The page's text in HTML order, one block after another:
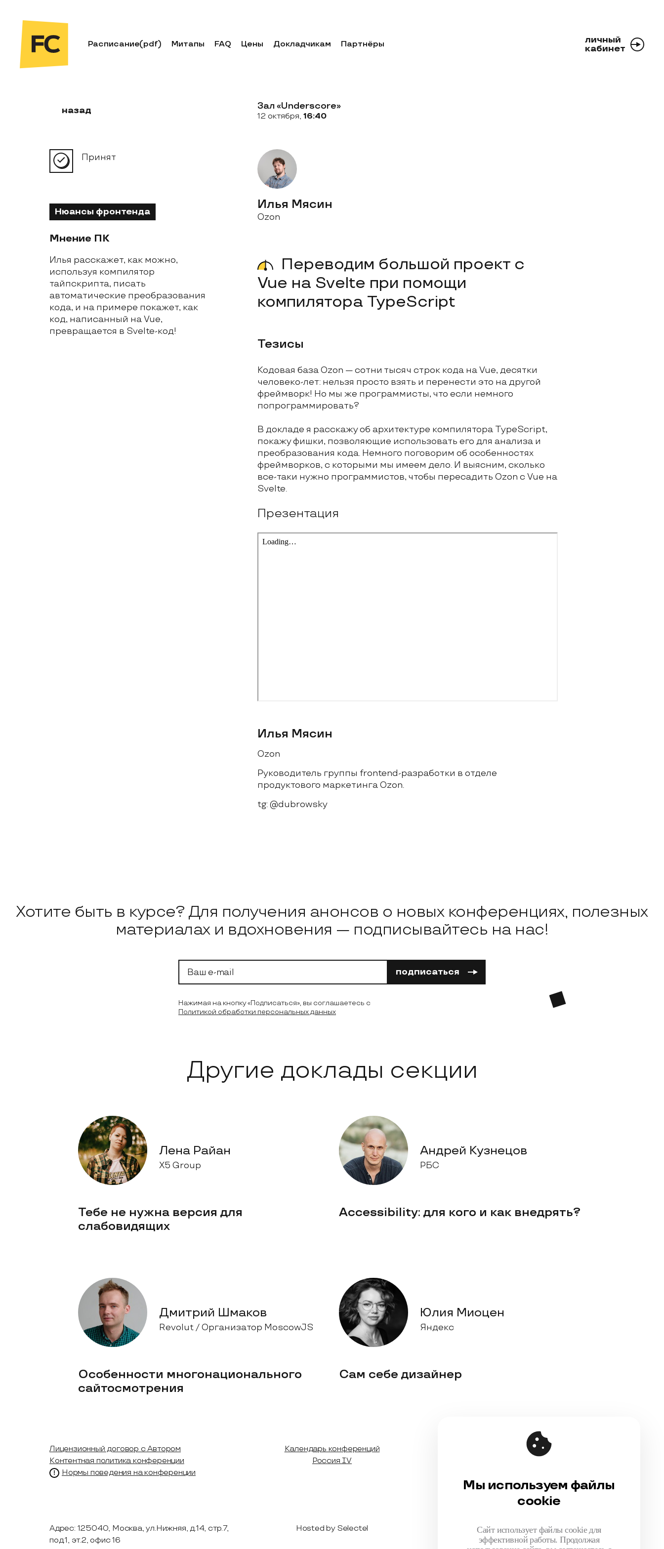
Расписание(pdf) Митапы FAQ Цены Докладчикам Партнёры
личный
кабинет
назад Зал «Underscore»
12 октября, 16:40
Принят
Нюансы фронтенда
Мнение ПК
Илья расскажет, как можно,
используя компилятор
тайпскрипта, писать
автоматические преобразования
кода, и на примере покажет, как
код, написанный на Vue,
превращается в Svelte-код!
Илья Мясин
Ozon
Переводим большой проект с
Vue на Svelte при помощи
компилятора TypeScript
Тезисы
Кодовая база Ozon — сотни тысяч строк кода на Vue, десятки
человеко-лет: нельзя просто взять и перенести это на другой
фреймворк! Но мы же программисты, что если немного
попрограммировать?
В докладе я расскажу об архитектуре компилятора TypeScript,
покажу фишки, позволяющие использовать его для анализа и
преобразования кода. Немного поговорим об особенностях
фреймворков, с которыми мы имеем дело. И выясним, сколько
все-таки нужно программистов, чтобы пересадить Ozon с Vue на
Svelte.
Презентация
Илья Мясин
Ozon
Руководитель группы frontend-разработки в отделе
продуктового маркетинга Ozon.
tg: @dubrowsky
Подписка на новости
Хотите быть в курсе? Для получения анонсов о новых конференциях, полезных
материалах и вдохновения — подписывайтесь на нас!
Ваш e-mail подписаться
Нажимая на кнопку «Подписаться», вы соглашаетесь с
Политикой обработки персональных данных
Другие доклады секции
Лена Райан
X5 Group
Тебе не нужна версия для
слабовидящих
Андрей Кузнецов
РБС
Accessibility: для кого и как внедрять?
Дмитрий Шмаков
Revolut / Организатор MoscowJS
Особенности многонационального
сайтосмотрения
Юлия Миоцен
Яндекс
Сам себе дизайнер
Лицензионный договор с Автором
Контентная политика конференции
Нормы поведения на конференции
Календарь конференций
Россия IV
Публичная оферта
Политика обработки персональных данных
Адрес: 125040, Москва, ул.Нижняя, д.14, стр.7,
под.1, эт.2, офис 16
Hosted by Selectel made by shishki.collective
Мы используем файлы
cookie
Сайт использует файлы cookie для
эффективной работы. Продолжая